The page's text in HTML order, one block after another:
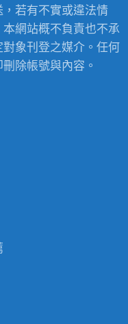
若有不實或違法情
網站概不負責也不承
象刊登之媒介。任何
除帳號與內容。